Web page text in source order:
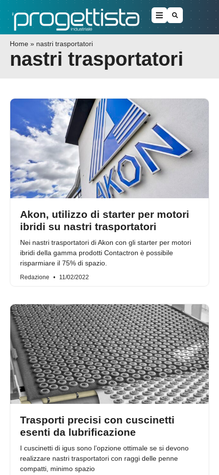
Home » nastri trasportatori
nastri trasportatori
Akon, utilizzo di starter per motori
ibridi su nastri trasportatori
Nei nastri trasportatori di Akon con gli starter per motori
ibridi della gamma prodotti Contactron è possibile
risparmiare il 75% di spazio.
Redazione 11/02/2022
Trasporti precisi con cuscinetti
esenti da lubrificazione
I cuscinetti di igus sono l’opzione ottimale se si devono
realizzare nastri trasportatori con raggi delle penne
compatti, minimo spazio